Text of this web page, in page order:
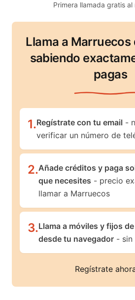
Primera llamada gratis
Llama a Marruecos
sabiendo
pagas
1.Regístrate con tu email -
verificar un número de
2.Añade créditos y paga
que necesites - precio
llamar a Marruecos
3.Llama a móviles y fijos
desde tu navegador - sin
Regístrate